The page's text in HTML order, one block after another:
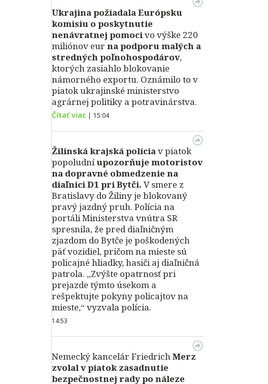
Ukrajina požiadala Európsku
komisiu o poskytnutie
nenávratnej pomocivo výške 220
miliónov eur na podporu malých a
stredných poľnohospodárov,
ktorých zasiahlo blokovanie
námorného exportu. Oznámilo to v
piatok ukrajinské ministerstvo
agrárnej politiky a potravinárstva.
Čítať viac | 15:04
Žilinská krajská políciav piatok
popoludníupozorňuje motoristov
na dopravné obmedzenie na
diaľnici D1 pri Bytči. V smere z
Bratislavy do Žiliny je blokovaný
pravý jazdný pruh. Polícia na
portáli Ministerstva vnútra SR
spresnila, že pred diaľničným
zjazdom do Bytče je poškodených
päť vozidiel, pričom na mieste sú
policajné hliadky, hasiči aj diaľničná
patrola. „Zvýšte opatrnosť pri
prejazde týmto úsekom a
rešpektujte pokyny policajtov na
mieste,“ vyzvala polícia.
14:53
Nemecký kancelár FriedrichMerz
zvolal v piatok zasadnutie
bezpečnostnej rady po náleze